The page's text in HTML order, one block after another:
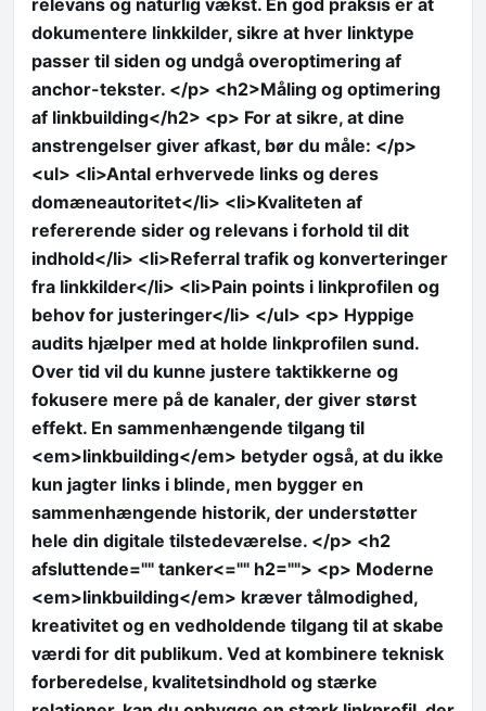
dokumentere linkkilder, sikre at hver linktype
passer til siden og undgå overoptimering af
anchor-tekster. </p> <h2>Måling og optimering
af linkbuilding</h2> <p> For at sikre, at dine
anstrengelser giver afkast, bør du måle: </p>
<ul> <li>Antal erhvervede links og deres
domæneautoritet</li> <li>Kvaliteten af
refererende sider og relevans i forhold til dit
indhold</li> <li>Referral trafik og konverteringer
fra linkkilder</li> <li>Pain points i linkprofilen og
behov for justeringer</li> </ul> <p> Hyppige
audits hjælper med at holde linkprofilen sund.
Over tid vil du kunne justere taktikkerne og
fokusere mere på de kanaler, der giver størst
effekt. En sammenhængende tilgang til
<em>linkbuilding</em> betyder også, at du ikke
kun jagter links i blinde, men bygger en
sammenhængende historik, der understøtter
hele din digitale tilstedeværelse. </p> <h2
afsluttende="" tanker<="" h2=""> <p> Moderne
<em>linkbuilding</em> kræver tålmodighed,
kreativitet og en vedholdende tilgang til at skabe
værdi for dit publikum. Ved at kombinere teknisk
forberedelse, kvalitetsindhold og stærke